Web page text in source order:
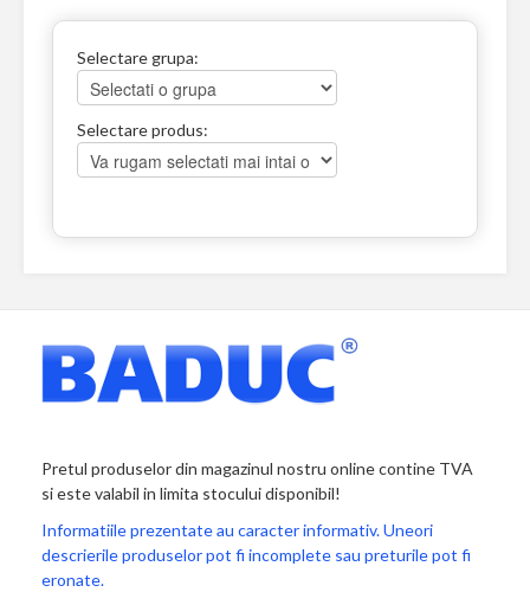
Selectare grupa:
Selectare produs:
Pretul produselor din magazinul nostru online contine TVA
si este valabil in limita stocului disponibil!
Informatiile prezentate au caracter informativ. Uneori
descrierile produselor pot fi incomplete sau preturile pot fi
eronate.